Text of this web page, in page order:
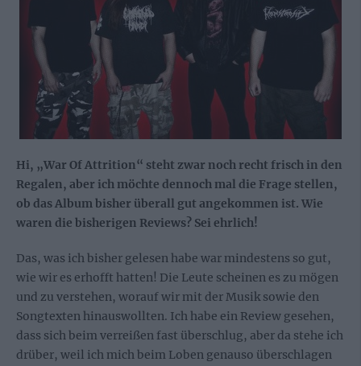
Hi, „War Of Attrition“ steht zwar noch recht frisch in den
Regalen, aber ich möchte dennoch mal die Frage stellen,
ob das Album bisher überall gut angekommen ist. Wie
waren die bisherigen Reviews? Sei ehrlich!
Das, was ich bisher gelesen habe war mindestens so gut,
wie wir es erhofft hatten! Die Leute scheinen es zu mögen
und zu verstehen, worauf wir mit der Musik sowie den
Songtexten hinauswollten. Ich habe ein Review gesehen,
dass sich beim verreißen fast überschlug, aber da stehe ich
drüber, weil ich mich beim Loben genauso überschlagen